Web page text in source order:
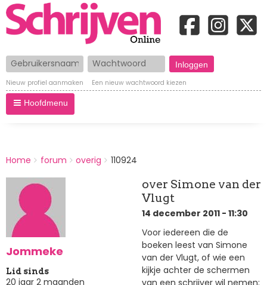
Gebruikersnaam Wachtwoord
Nieuw profiel aanmaken Een nieuw wachtwoord kiezen
Hoofdmenu
BREADCRUMBS
You
here:
Home forum overig 110924
Jommeke
Lid sinds
20 jaar 2 maanden
over Simone van der
Vlugt
14 december 2011 - 11:30
Voor iedereen die de
boeken leest van Simone
van der Vlugt, of wie een
kijkje achter de schermen
van een schrijver wil nemen: